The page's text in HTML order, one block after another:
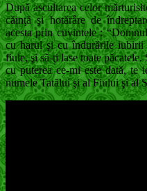
După ascultarea celor
căinţă şi hotărâre de
acesta prin cuvintele :
cu harul şi cu îndurările iubirii
fiule, şi să-ţi lase toate
cu puterea ce-mi este dată, te
numele Tatălui şi al Fiului şi al